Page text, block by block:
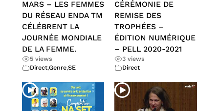
MARS – LES FEMMES
DU RÉSEAU ENDA TM
CÉLÉBRENT LA
JOURNÉE MONDIALE
DE LA FEMME.
5 views
Direct,Genre,SE
CÉRÉMONIE DE
REMISE DES
TROPHÉES –
ÉDITION NUMÉRIQUE
– PELL 2020-2021
3 views
Direct